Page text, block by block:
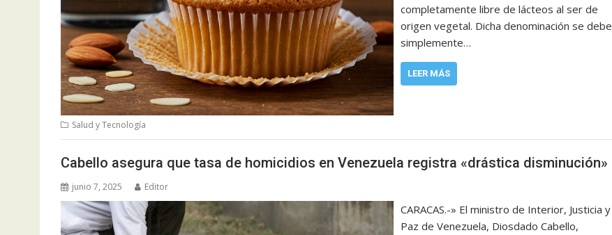
completamente libre de lácteos al ser de
origen vegetal. Dicha denominación se debe
simplemente…
LEER MÁS
Salud y Tecnología
Cabello asegura que tasa de homicidios en Venezuela registra «drástica disminución»
junio 7, 2025 Editor
CARACAS.-» El ministro de Interior, Justicia y
Paz de Venezuela, Diosdado Cabello,